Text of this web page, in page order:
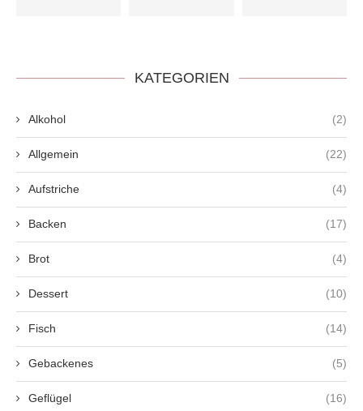
KATEGORIEN
Alkohol (2)
Allgemein (22)
Aufstriche (4)
Backen (17)
Brot (4)
Dessert (10)
Fisch (14)
Gebackenes (5)
Geflügel (16)